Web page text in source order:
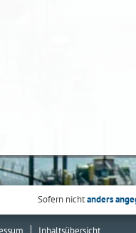
Sofern nichtanders
Inhaltsübersicht